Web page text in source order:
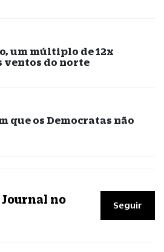
um múltiplo de 12x
ventos do norte
que os Democratas não
Journal no
Seguir